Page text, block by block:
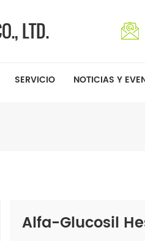
SERVICIO NOTICIAS Y
Alfa-Glucosil